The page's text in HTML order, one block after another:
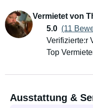
Vermietet von
5.0 (11
Verifizierte:r
Top
Ausstattung &